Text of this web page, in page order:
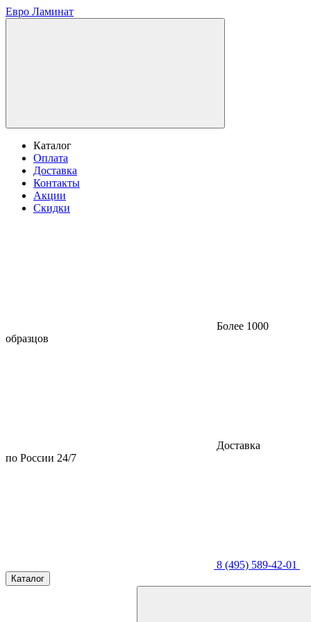
Евро Ламинат
Каталог
Оплата
Доставка
Контакты
Акции
Скидки
Более 1000
образцов
Доставка
по России 24/7
8 (495) 589-42-01
Каталог